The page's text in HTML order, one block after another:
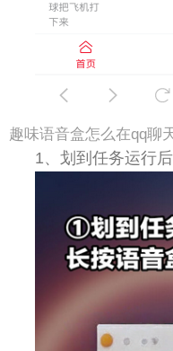
趣味语音盒怎么在qq聊
1、划到任务运行